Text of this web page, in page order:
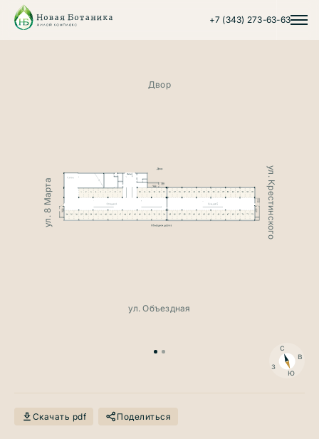
+7 (343) 273-63-63
з
с
в
ю
Двор
ул. Крестинского
ул. Объездная
ул. 8 Марта
Скачать pdf Поделиться